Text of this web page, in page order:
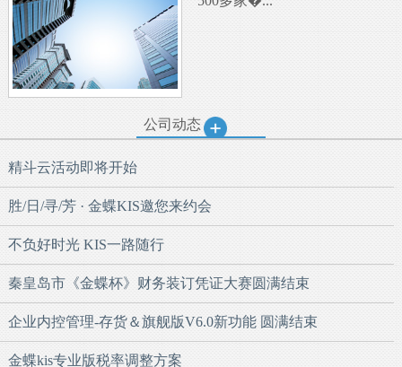
公司动态
精斗云活动即将开始
胜/日/寻/芳 · 金蝶KIS邀您来约会
不负好时光 KIS一路随行
秦皇岛市《金蝶杯》财务装订凭证大赛圆满结束
企业内控管理-存货＆旗舰版V6.0新功能 圆满结束
金蝶kis专业版税率调整方案